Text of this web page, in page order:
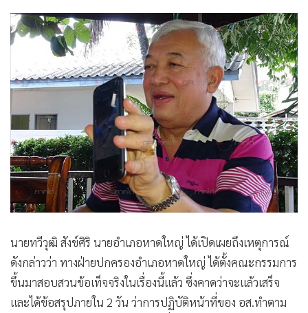
• Gotomanager
นายทวีวุฒิ สังข์ศิริ นายอำเภอหาดใหญ่ ได้เปิดเผยถึงเหตุการณ์
ดังกล่าวว่า ทางฝ่ายปกครองอำเภอหาดใหญ่ ได้ตั้งคณะกรรมการ
ขึ้นมาสอบสวนข้อเท็จจริงในเรื่องนี้แล้ว ซึ่งคาดว่าจะแล้วเสร็จ
และได้ข้อสรุปภายใน 2 วัน ว่าการปฏิบัติหน้าที่ของ อส.ทำตาม